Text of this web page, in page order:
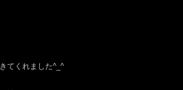
てくれました^_^